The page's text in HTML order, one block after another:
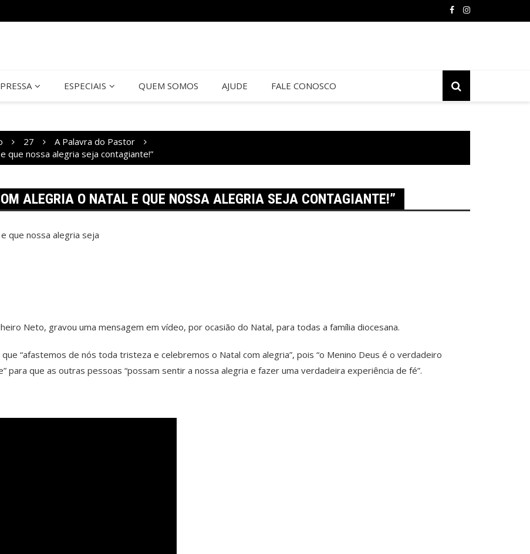
ESPECIAIS QUEM SOMOS AJUDE FALE CONOSCO
27
A Palavra do Pastor
que nossa alegria seja contagiante!”
ALEGRIA O NATAL E QUE NOSSA ALEGRIA SEJA CONTAGIANTE!”
Neto, gravou uma mensagem em vídeo, por ocasião do Natal, para todas a família diocesana.
“afastemos de nós toda tristeza e celebremos o Natal com alegria”, pois “o Menino Deus é o verdadeiro
para que as outras pessoas “possam sentir a nossa alegria e fazer uma verdadeira experiência de fé”.